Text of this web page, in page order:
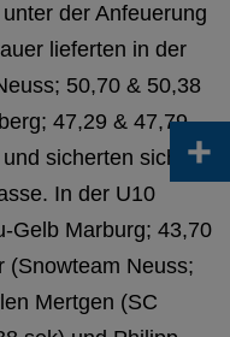
der Anfeuerung
lieferten in der
50,70 & 50,38
47,29 & 47,79
sicherten sich
In der U10
Gelb Marburg; 43,70
(Snowteam Neuss;
Mertgen (SC
+